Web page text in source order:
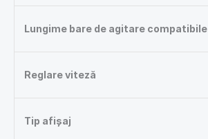
Lungime bare de agitare compatibile
Reglare viteză
Tip afișaj